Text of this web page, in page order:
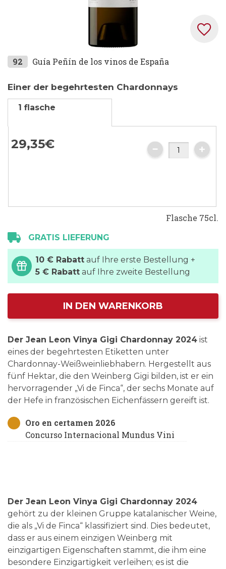
Zum
der
Bildgalerie
springen
92 Guía Peñín de los vinos de España
Einer der begehrtesten Chardonnays
1 flasche
29,35€
Flasche 75cl.
GRATIS LIEFERUNG
10 € Rabatt auf Ihre erste Bestellung +
5 € Rabatt auf Ihre zweite Bestellung
IN DEN WARENKORB
Der Jean Leon Vinya Gigi Chardonnay 2024 ist
eines der begehrtesten Etiketten unter
Chardonnay-Weißweinliebhabern. Hergestellt aus
fünf Hektar, die den Weinberg Gigi bilden, ist er ein
hervorragender „Vi de Finca“, der sechs Monate auf
der Hefe in französischen Eichenfässern gereift ist.
Oro en certamen 2026
Concurso Internacional Mundus Vini
Der Jean Leon Vinya Gigi Chardonnay 2024
gehört zu der kleinen Gruppe katalanischer Weine,
die als „Vi de Finca“ klassifiziert sind. Dies bedeutet,
dass er aus einem einzigen Weinberg mit
einzigartigen Eigenschaften stammt, die ihm eine
besondere Einzigartigkeit verleihen; es ist die